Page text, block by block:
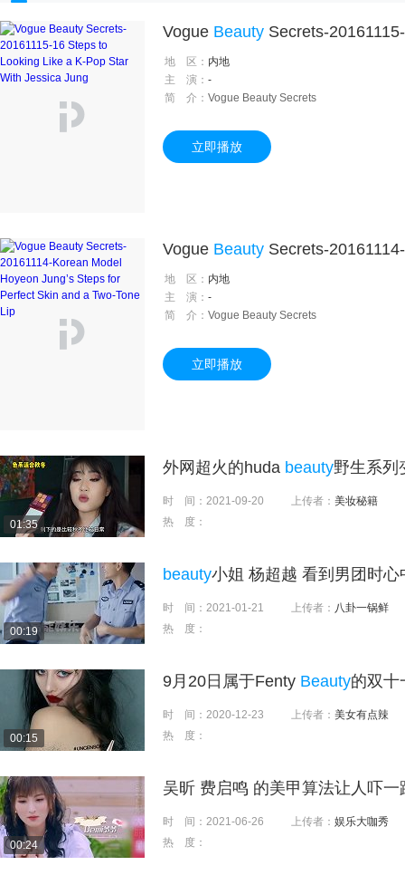
Vogue Beauty Secrets-20161115-16 Steps to
地 区： 内地
主 演： -
简 介： Vogue Beauty Secrets
立即播放
Vogue Beauty Secrets-20161114-Korean Model Hoyeon
地 区： 内地
主 演： -
简 介： Vogue Beauty Secrets
立即播放
01:35
外网超火的huda beauty野生系列
时 间： 2021-09-20 上传者： 美妆秘籍
热 度：
00:19
beauty小姐 杨超越 看到男团时心中的
时 间： 2021-01-21 上传者： 八卦一锅鲜
热 度：
00:15
9月20日属于Fenty Beauty的双十一
时 间： 2020-12-23 上传者： 美女有点辣
热 度：
00:24
吴昕 费启鸣 的美甲算法让人吓
时 间： 2021-06-26 上传者： 娱乐大咖秀
热 度：